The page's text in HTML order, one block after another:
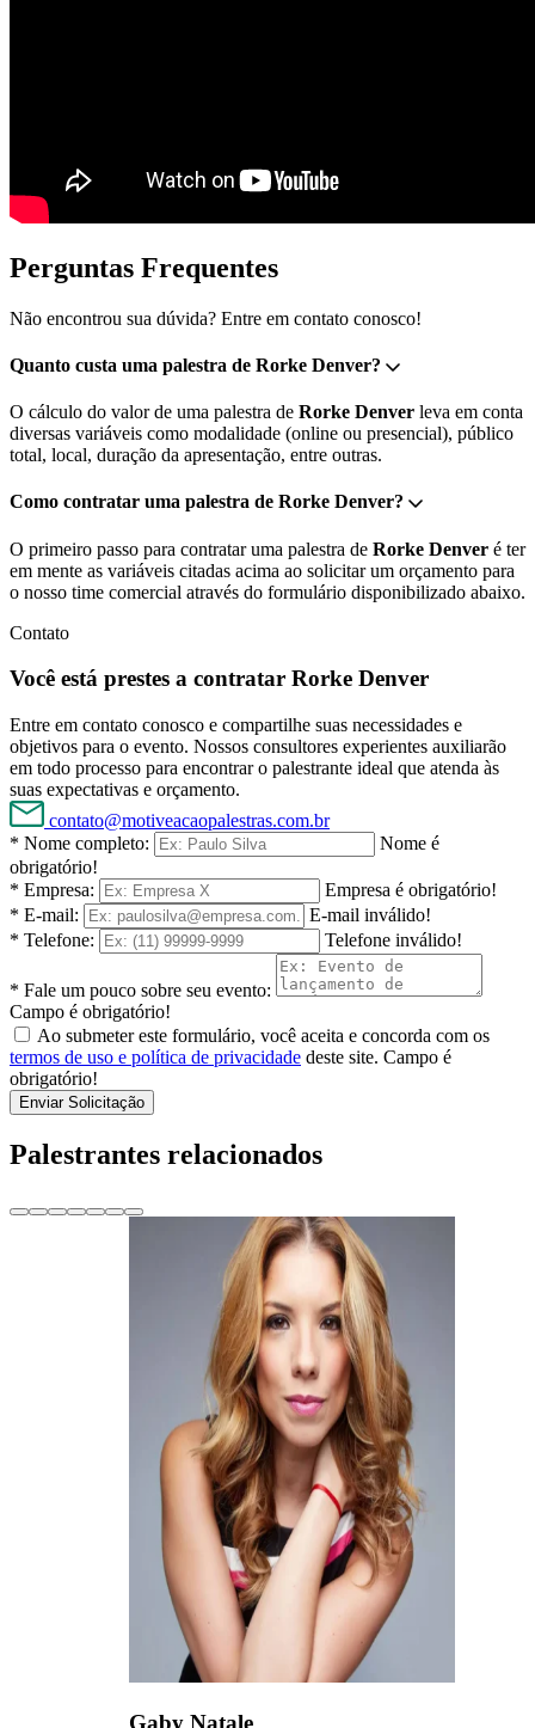
Perguntas Frequentes
Não encontrou sua dúvida? Entre em contato conosco!
Quanto custa uma palestra de Rorke Denver?
O cálculo do valor de uma palestra de Rorke Denver leva em conta
diversas variáveis como modalidade (online ou presencial), público
total, local, duração da apresentação, entre outras.
Como contratar uma palestra de Rorke Denver?
O primeiro passo para contratar uma palestra de Rorke Denver é ter
em mente as variáveis citadas acima ao solicitar um orçamento para
o nosso time comercial através do formulário disponibilizado abaixo.
Contato
Você está prestes a contratar Rorke Denver
Entre em contato conosco e compartilhe suas necessidades e
objetivos para o evento. Nossos consultores experientes auxiliarão
em todo processo para encontrar o palestrante ideal que atenda às
suas expectativas e orçamento.
contato@motiveacaopalestras.com.br
* Nome completo:
Nome é
obrigatório!
* Empresa:
Empresa é obrigatório!
* E-mail:
E-mail inválido!
* Telefone:
Telefone inválido!
* Fale um pouco sobre seu evento:
Campo é obrigatório!
Ao submeter este formulário, você aceita e concorda com os
termos de uso e política de privacidade deste site. Campo é
obrigatório!
Enviar Solicitação
Palestrantes relacionados
Gaby Natale